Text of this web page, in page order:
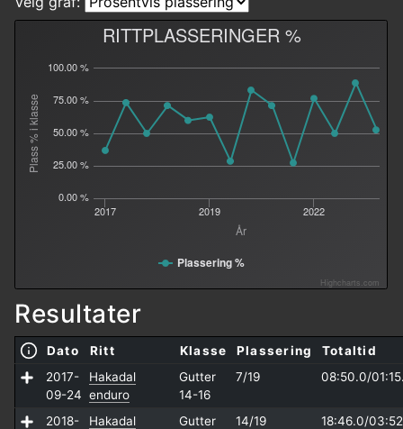
År
Plass % i klasse
RITTPLASSERINGER %
2017 2019 2022
0.00 %
25.00 %
50.00 %
75.00 %
100.00 %
Plassering %
Highcharts.com
Resultater
Dato Ritt Klasse Plassering
Totaltid
2017-
09-24
Hakadal
enduro
Gutter
14-16
7/19 08:50.0/
2018-
Hakadal
Gutter
14/19 18:46.0/